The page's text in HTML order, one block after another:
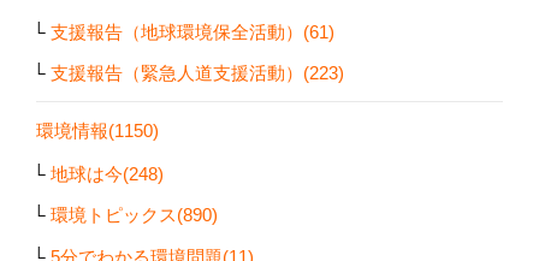
支援報告（地球環境保全活動）(61)
支援報告（緊急人道支援活動）(223)
環境情報(1150)
地球は今(248)
環境トピックス(890)
5分でわかる環境問題(11)